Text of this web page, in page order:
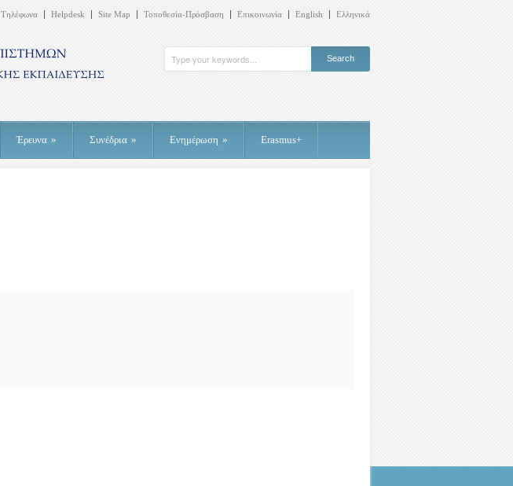
Τηλέφωνα Helpdesk Site Map Τοποθεσία-Πρόσβαση Επικοινωνία English Ελληνικά
Έρευνα » Συνέδρια » Ενημέρωση » Erasmus+